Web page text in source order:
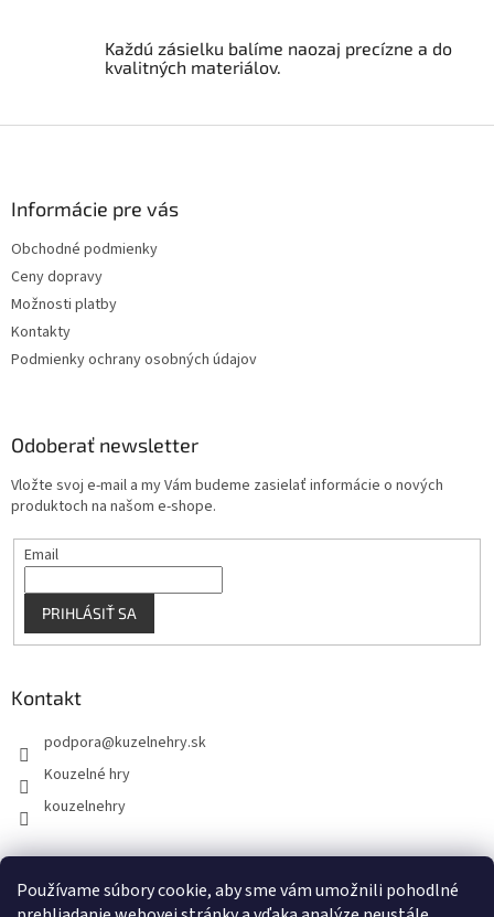
Používame súbory cookie, aby sme vám umožnili pohodlné
s
u
Každú zásielku balíme naozaj precízne a do
kvalitných materiálov.
Informácie pre vás
Obchodné podmienky
Ceny dopravy
Možnosti platby
Kontakty
Podmienky ochrany osobných údajov
Odoberať newsletter
Vložte svoj e-mail a my Vám budeme zasielať informácie o nových
produktoch na našom e-shope.
Email
PRIHLÁSIŤ SA
Kontakt
podpora@kuzelnehry.sk
Kouzelné hry
kouzelnehry
KouzelneHry.cz Gamebrand.sk